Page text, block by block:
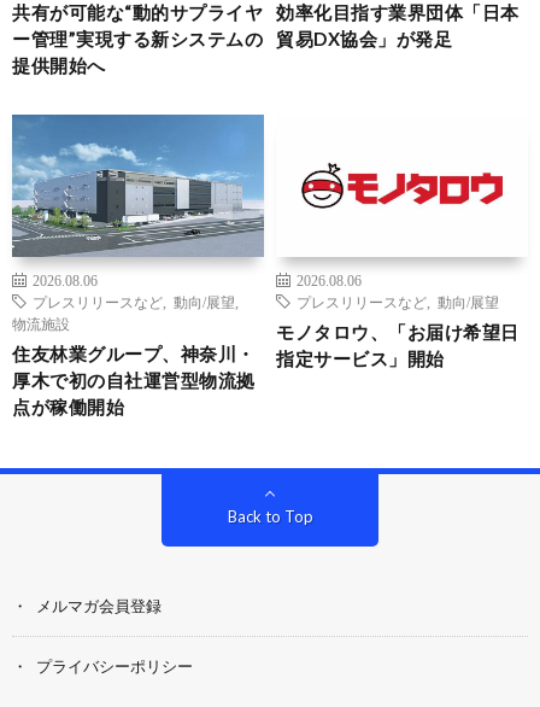
共有が可能な“動的サプライヤ
ー管理”実現する新システムの
提供開始へ
効率化目指す業界団体「日本
貿易DX協会」が発足
2026.08.06
プレスリリースなど
動向/展望
物流施設
住友林業グループ、神奈川・
厚木で初の自社運営型物流拠
点が稼働開始
2026.08.06
プレスリリースなど
動向/展望
モノタロウ、「お届け希望日
指定サービス」開始
Back to Top
メルマガ会員登録
プライバシーポリシー